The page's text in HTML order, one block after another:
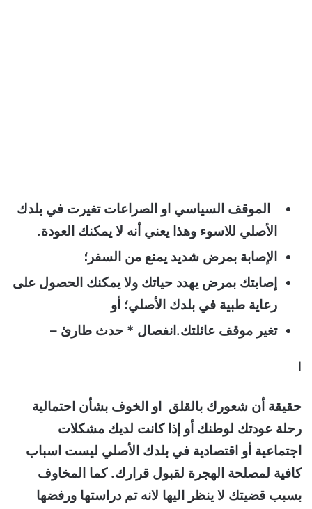
الموقف السياسي او الصراعات تغيرت في بلدك
الأصلي للاسوء وهذا يعني أنه لا يمكنك العودة.
الإصابة بمرض شديد يمنع من السفر؛
إصابتك بمرض يهدد حياتك ولا يمكنك الحصول على
رعاية طبية في بلدك الأصلي؛ أو
تغير موقف عائلتك.انفصال * حدث طارئ –
ا
حقيقة أن شعورك بالقلق او الخوف بشأن احتمالية
رحلة عودتك لوطنك أو إذا كانت لديك مشكلات
اجتماعية أو اقتصادية في بلدك الأصلي ليست اسباب
كافية لمصلحة الهجرة لقبول قرارك. كما المخاوف
بسبب قضيتك لا ينظر اليها لانه تم دراستها ورفضها